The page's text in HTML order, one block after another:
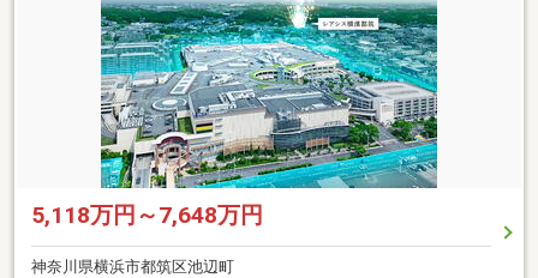
5,118万円～7,648万円
神奈川県横浜市都筑区池辺町